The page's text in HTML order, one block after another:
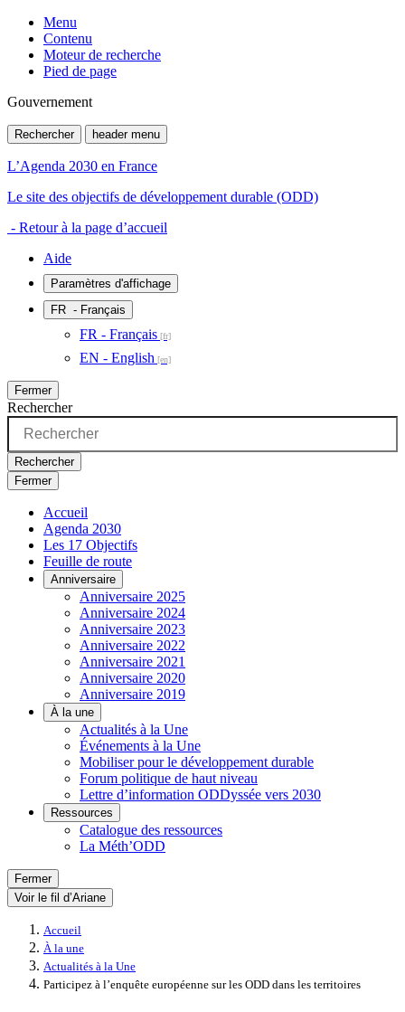
Menu
Contenu
Moteur de recherche
Pied de page
Gouvernement
Rechercher header menu
L’Agenda 2030 en France
Le site des objectifs de développement durable (ODD)
- Retour à la page d’accueil
Aide
Paramètres d'affichage
FR - Français
FR - Français
EN - English
Fermer
Rechercher
Rechercher
Fermer
Accueil
Agenda 2030
Les 17 Objectifs
Feuille de route
Anniversaire
Anniversaire 2025
Anniversaire 2024
Anniversaire 2023
Anniversaire 2022
Anniversaire 2021
Anniversaire 2020
Anniversaire 2019
À la une
Actualités à la Une
Événements à la Une
Mobiliser pour le développement durable
Forum politique de haut niveau
Lettre d’information ODDyssée vers 2030
Ressources
Catalogue des ressources
La Méth’ODD
Fermer
Voir le fil d’Ariane
Accueil
À la une
Actualités à la Une
Participez à l’enquête européenne sur les ODD dans les territoires